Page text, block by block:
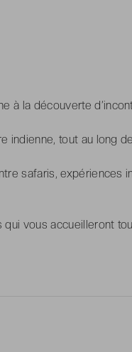
à la découverte
indienne, tout au long
safaris, expériences
vous accueilleront